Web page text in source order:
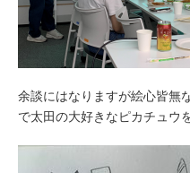
余談にはなりますが絵心皆無
で太田の大好きなピカチュウ